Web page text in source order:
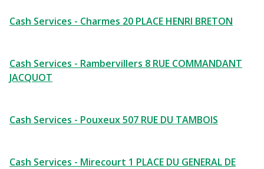
Cash Services - Charmes 20 PLACE HENRI BRETON
Cash Services - Rambervillers 8 RUE COMMANDANT
JACQUOT
Cash Services - Pouxeux 507 RUE DU TAMBOIS
Cash Services - Mirecourt 1 PLACE DU GENERAL DE